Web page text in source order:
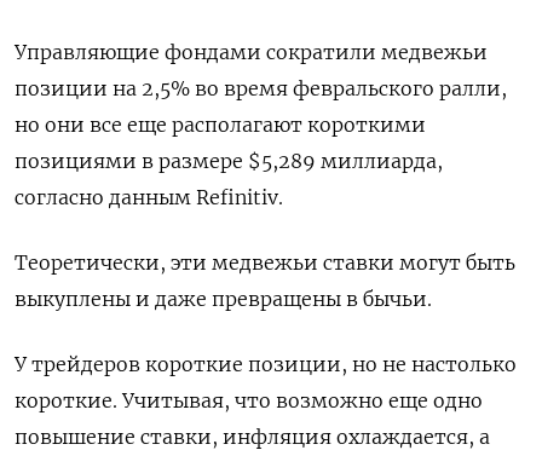
Управляющие фондами сократили медвежьи
позиции на 2,5% во время февральского ралли,
но они все еще располагают короткими
позициями в размере $5,289 миллиарда,
согласно данным Refinitiv.
Теоретически, эти медвежьи ставки могут быть
выкуплены и даже превращены в бычьи.
У трейдеров короткие позиции, но не настолько
короткие. Учитывая, что возможно еще одно
повышение ставки, инфляция охлаждается, а